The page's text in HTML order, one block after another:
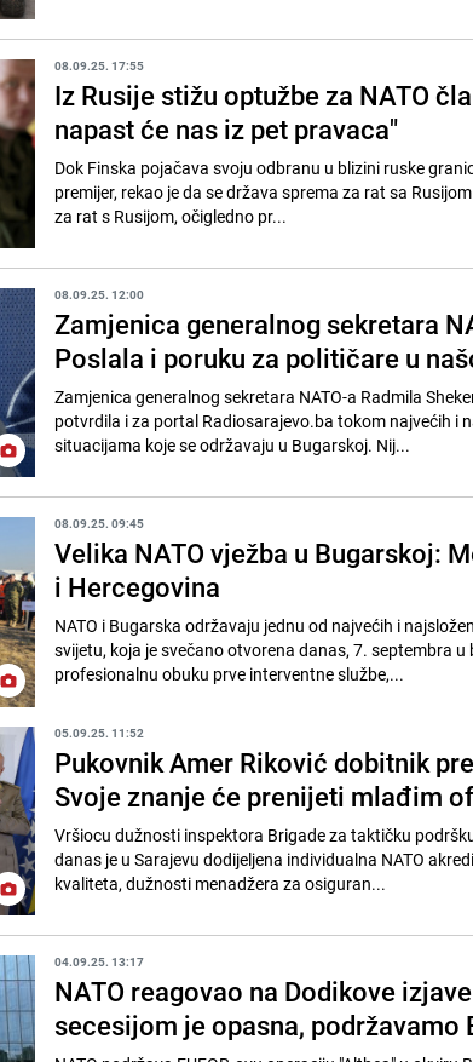
08.09.25. 17:55
Iz Rusije stižu optužbe za NATO
napast će nas iz pet pravaca"
Dok Finska pojačava svoju odbranu u blizini ruske
premijer, rekao je da se država sprema za rat sa
za rat s Rusijom, očigledno pr...
08.09.25. 12:00
Zamjenica generalnog sekretara
Poslala i poruku za političare u
Zamjenica generalnog sekretara NATO-a Radmila
potvrdila i za portal Radiosarajevo.ba tokom najvećih i
situacijama koje se održavaju u Bugarskoj. Nij...
08.09.25. 09:45
Velika NATO vježba u Bugarskoj:
i Hercegovina
NATO i Bugarska održavaju jednu od najvećih i
svijetu, koja je svečano otvorena danas, 7. septembra
profesionalnu obuku prve interventne službe,...
05.09.25. 11:52
Pukovnik Amer Riković dobitnik
Svoje znanje će prenijeti mlađim
Vršiocu dužnosti inspektora Brigade za taktičku
danas je u Sarajevu dodijeljena individualna NATO
kvaliteta, dužnosti menadžera za osiguran...
04.09.25. 13:17
NATO reagovao na Dodikove
secesijom je opasna, podržavamo